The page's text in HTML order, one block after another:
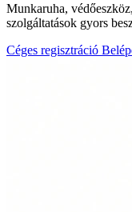
Munkaruha,
szolgáltatások gyors
Céges regisztráció